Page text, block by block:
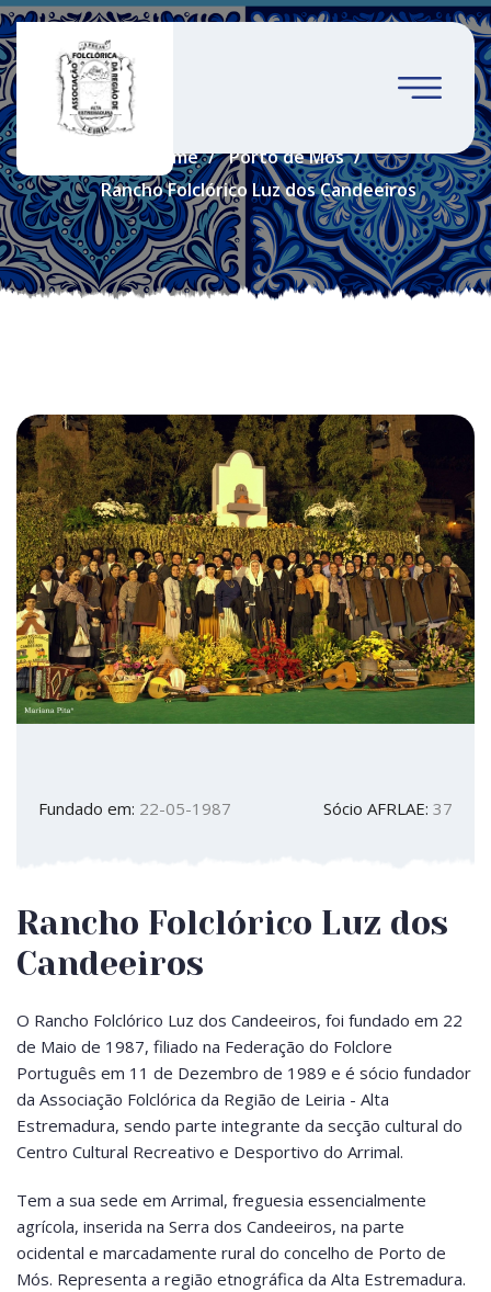
Porto de Mós
Home
Porto de Mós
Rancho Folclórico Luz dos Candeeiros
Fundado em: 22-05-1987 Sócio AFRLAE: 37
Rancho Folclórico Luz dos
Candeeiros
O Rancho Folclórico Luz dos Candeeiros, foi fundado em 22
de Maio de 1987, filiado na Federação do Folclore
Português em 11 de Dezembro de 1989 e é sócio fundador
da Associação Folclórica da Região de Leiria - Alta
Estremadura, sendo parte integrante da secção cultural do
Centro Cultural Recreativo e Desportivo do Arrimal.
Tem a sua sede em Arrimal, freguesia essencialmente
agrícola, inserida na Serra dos Candeeiros, na parte
ocidental e marcadamente rural do concelho de Porto de
Mós. Representa a região etnográfica da Alta Estremadura.